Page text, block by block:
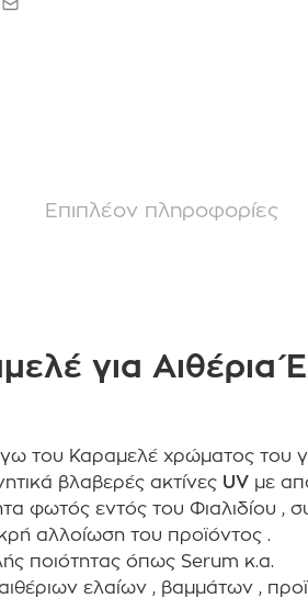
Επιπλέον πληροφορίες
για Αιθέρια
του Καραμελέ χρώματος του
βλαβερές ακτίνες UV με
φωτός εντός του Φιαλιδίου ,
αλλοίωση του προϊόντος .
ποιότητας όπως Serum κ.α.
ελαίων , βαμμάτων ,